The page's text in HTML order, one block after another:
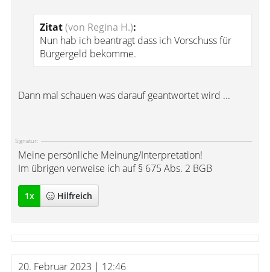
Zitat(von Regina H.):
Nun hab ich beantragt dass ich Vorschuss für
Bürgergeld bekomme.
Dann mal schauen was darauf geantwortet wird ...
Signatur:
Meine persönliche Meinung/Interpretation!
Im übrigen verweise ich auf § 675 Abs. 2 BGB
1x Hilfreich
20. Februar 2023 | 12:46